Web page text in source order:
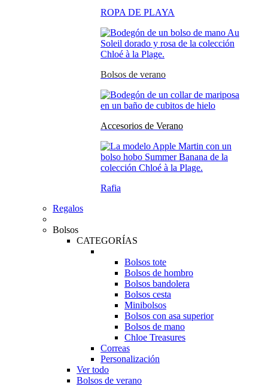
ROPA DE PLAYA
Bolsos de verano
Accesorios de Verano
Rafia
Regalos
Bolsos
CATEGORÍAS
Bolsos tote
Bolsos de hombro
Bolsos bandolera
Bolsos cesta
Minibolsos
Bolsos con asa superior
Bolsos de mano
Chloe Treasures
Correas
Personalización
Ver todo
Bolsos de verano